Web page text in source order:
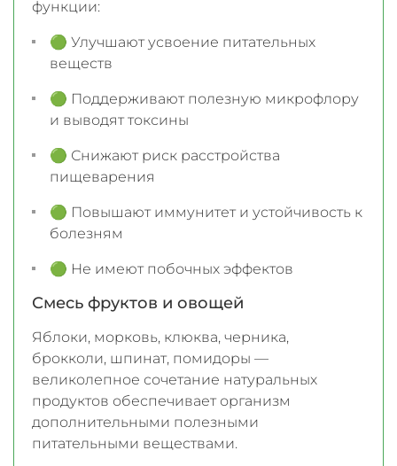
функции:
🟢 Улучшают усвоение питательных
веществ
🟢 Поддерживают полезную микрофлору
и выводят токсины
🟢 Снижают риск расстройства
пищеварения
🟢 Повышают иммунитет и устойчивость к
болезням
🟢 Не имеют побочных эффектов
Смесь фруктов и овощей
Яблоки, морковь, клюква, черника,
брокколи, шпинат, помидоры —
великолепное сочетание натуральных
продуктов обеспечивает организм
дополнительными полезными
питательными веществами.